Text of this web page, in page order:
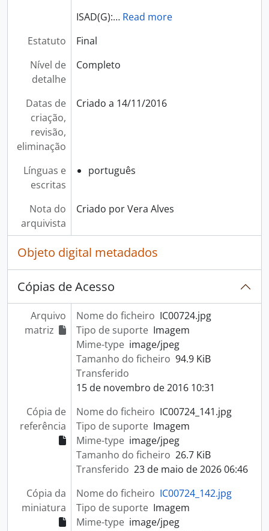
ISAD(G):… Read more
Estatuto
Final
Nível de
detalhe
Completo
Datas de
criação,
revisão,
eliminação
Criado a 14/11/2016
Línguas e
escritas
português
Nota do
arquivista
Criado por Vera Alves
Objeto digital metadados
Cópias de Acesso
Arquivo
matriz
Nome do ficheiro IC00724.jpg
Tipo de suporte Imagem
Mime-type image/jpeg
Tamanho do ficheiro 94.9 KiB
Transferido
15 de novembro de 2016 10:31
Cópia de
referência
Nome do ficheiro IC00724_141.jpg
Tipo de suporte Imagem
Mime-type image/jpeg
Tamanho do ficheiro 26.7 KiB
Transferido 23 de maio de 2026 06:46
Cópia da
miniatura
Nome do ficheiro IC00724_142.jpg
Tipo de suporte Imagem
Mime-type image/jpeg